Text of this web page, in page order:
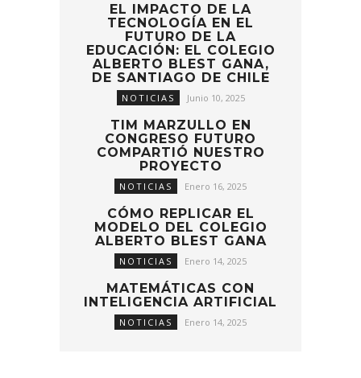
EL IMPACTO DE LA
TECNOLOGÍA EN EL
FUTURO DE LA
EDUCACIÓN: EL COLEGIO
ALBERTO BLEST GANA,
DE SANTIAGO DE CHILE
NOTICIAS Junio 10, 2025
TIM MARZULLO EN
CONGRESO FUTURO
COMPARTIÓ NUESTRO
PROYECTO
NOTICIAS Enero 16, 2025
CÓMO REPLICAR EL
MODELO DEL COLEGIO
ALBERTO BLEST GANA
NOTICIAS Enero 14, 2025
MATEMÁTICAS CON
INTELIGENCIA ARTIFICIAL
NOTICIAS Enero 14, 2025